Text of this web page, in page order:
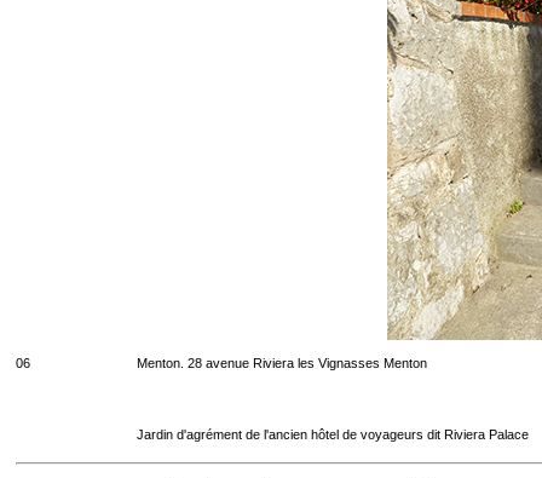
06 Menton. 28 avenue Riviera les Vignasses Menton
Jardin d'agrément de l'ancien hôtel de voyageurs dit Riviera Palace